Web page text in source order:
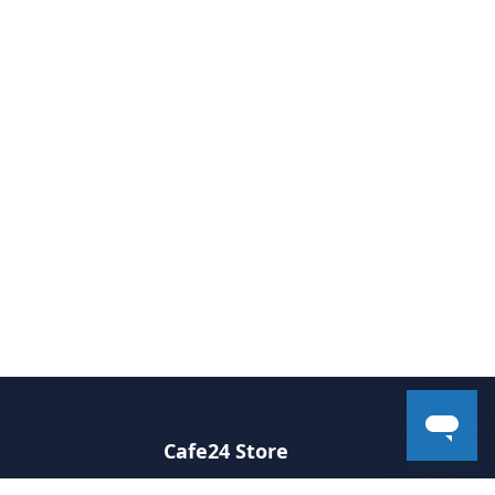
Cafe24 Store